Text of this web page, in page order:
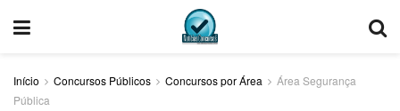
Início Concursos Públicos Concursos por Área
Área Segurança
Pública